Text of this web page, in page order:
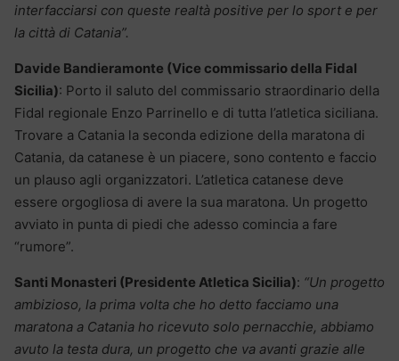
interfacciarsi con queste realtà positive per lo sport e per
la città di Catania”.
Davide Bandieramonte (Vice commissario della Fidal
Sicilia): Porto il saluto del commissario straordinario della
Fidal regionale Enzo Parrinello e di tutta l’atletica siciliana.
Trovare a Catania la seconda edizione della maratona di
Catania, da catanese è un piacere, sono contento e faccio
un plauso agli organizzatori. L’atletica catanese deve
essere orgogliosa di avere la sua maratona. Un progetto
avviato in punta di piedi che adesso comincia a fare
“rumore”.
Santi Monasteri (Presidente Atletica Sicilia): “Un progetto
ambizioso, la prima volta che ho detto facciamo una
maratona a Catania ho ricevuto solo pernacchie, abbiamo
avuto la testa dura, un progetto che va avanti grazie alle